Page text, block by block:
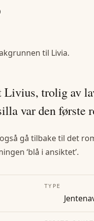
til Livia.
Livius, trolig av
var den første
gå tilbake til det
‘blå i ansiktet’.
TYPE